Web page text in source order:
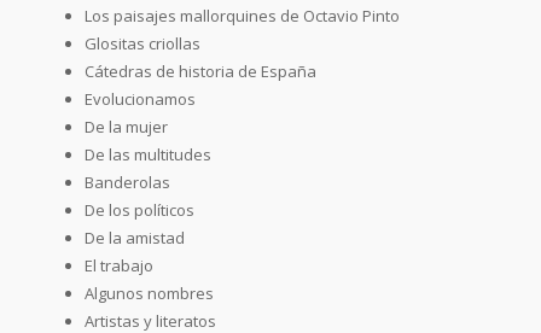
Los paisajes mallorquines de Octavio Pinto
Glositas criollas
Cátedras de historia de España
Evolucionamos
De la mujer
De las multitudes
Banderolas
De los políticos
De la amistad
El trabajo
Algunos nombres
Artistas y literatos